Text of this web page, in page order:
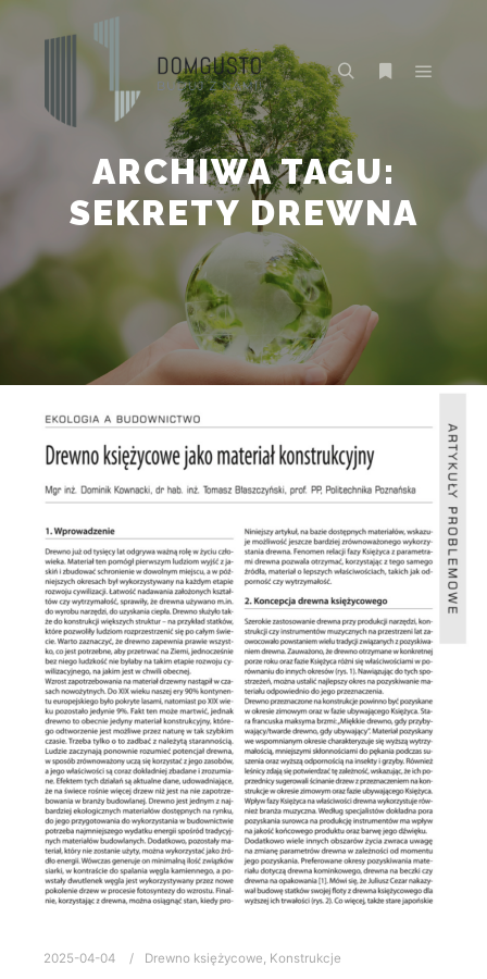
ARCHIWA TAGU:
SEKRETY DREWNA
2025-04-04 Drewno księżycowe, Konstrukcje